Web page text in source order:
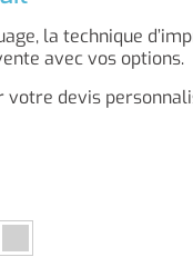
la technique
avec vos options.
devis